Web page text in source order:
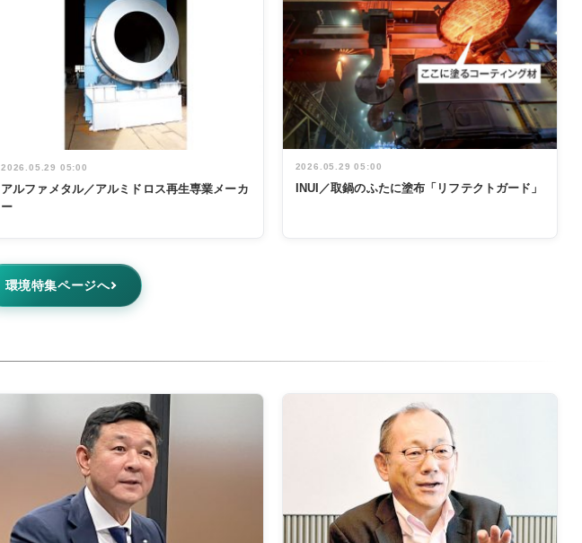
2026.05.29 05:00
アルファメタル／アルミドロス再生専業メーカ
ー
2026.05.29 05:00
INUI／取鍋のふたに塗布「リフテクトガード」
環境特集ページへ